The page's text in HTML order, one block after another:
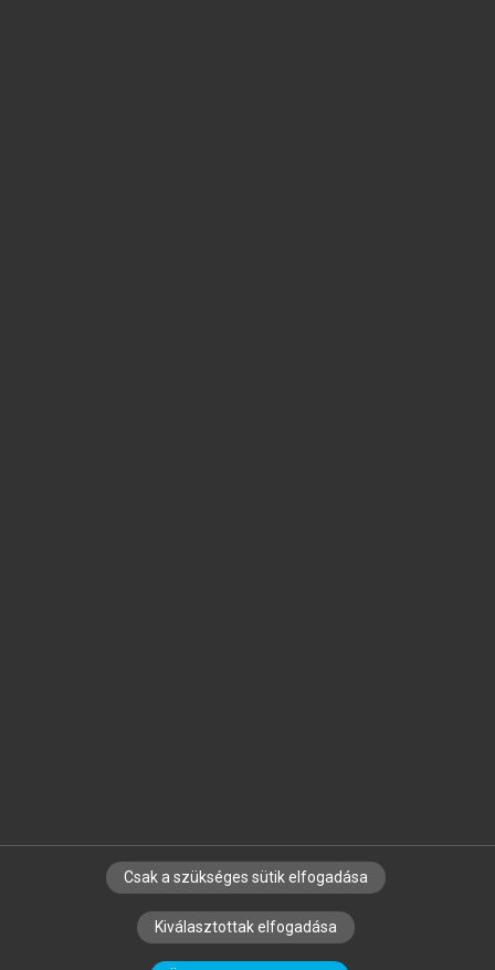
SZERZŐKNEK CÉGEKNEK KÖNYVTÁROSOKNAK
SZERKESZTÉSI ÉS LEKTORÁLÁSI ALAPELVEK
Csak a szükséges sütik elfogadása
Kiválasztottak elfogadása